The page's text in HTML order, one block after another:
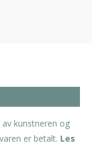
kunstneren og
er betalt. Les